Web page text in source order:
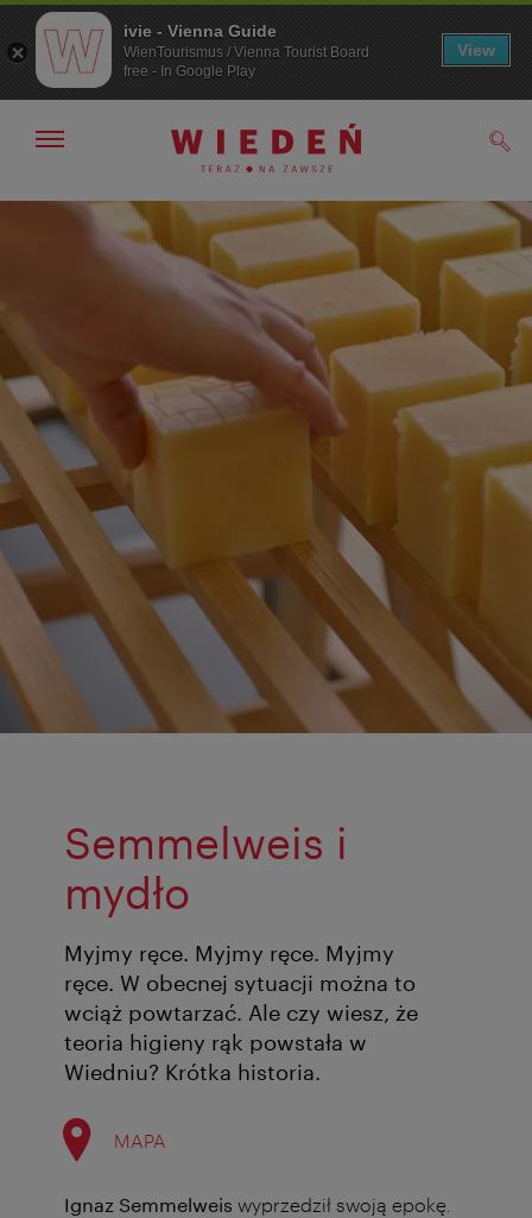
Przejdź
Przejdź
Pokaż/ukryj
Semmelweis i
mydło
Myjmy ręce. Myjmy ręce. Myjmy
ręce. W obecnej sytuacji można to
wciąż powtarzać. Ale czy wiesz, że
teoria higieny rąk powstała w
Wiedniu? Krótka historia.
MAPA
Ignaz Semmelweis wyprzedził swoją epokę.
ivie - Vienna Guide
WienTourismus / Vienna Tourist Board
free - In Google Play
View